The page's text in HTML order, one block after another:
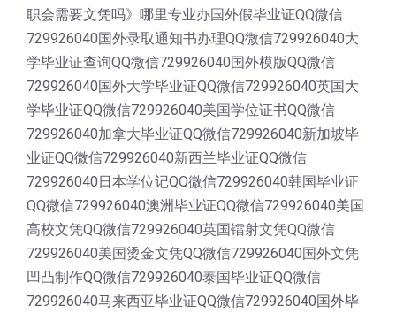
职会需要文凭吗》哪里专业办国外假毕业证QQ微信
729926040国外录取通知书办理QQ微信729926040大
学毕业证查询QQ微信729926040国外模版QQ微信
729926040国外大学毕业证QQ微信729926040英国大
学毕业证QQ微信729926040美国学位证书QQ微信
729926040加拿大毕业证QQ微信729926040新加坡毕
业证QQ微信729926040新西兰毕业证QQ微信
729926040日本学位记QQ微信729926040韩国毕业证
QQ微信729926040澳洲毕业证QQ微信729926040美国
高校文凭QQ微信729926040英国镭射文凭QQ微信
729926040美国烫金文凭QQ微信729926040国外文凭
凹凸制作QQ微信729926040泰国毕业证QQ微信
729926040马来西亚毕业证QQ微信729926040国外毕